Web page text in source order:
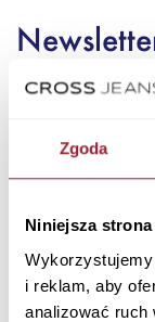
Zgoda
Niniejsza
i reklam, aby
analizować ruch
Zapisując się
przeczytałem i